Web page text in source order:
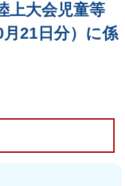
上大会児童等
21日分）に係